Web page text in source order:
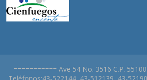
=========== Ave 54 No. 3516 C.P.